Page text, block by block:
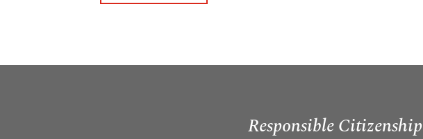
Responsible Citizenship